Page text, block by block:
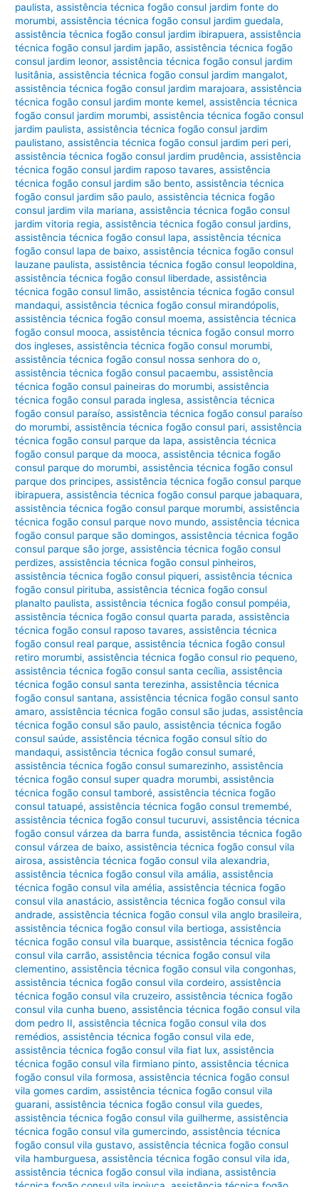
paulista,assistência técnica fogão consul jardim fonte do
morumbi,assistência técnica fogão consul jardim guedala,
assistência técnica fogão consul jardim ibirapuera,assistência
técnica fogão consul jardim japão,assistência técnica fogão
consul jardim leonor,assistência técnica fogão consul jardim
lusitânia,assistência técnica fogão consul jardim mangalot,
assistência técnica fogão consul jardim marajoara,assistência
técnica fogão consul jardim monte kemel,assistência técnica
fogão consul jardim morumbi,assistência técnica fogão consul
jardim paulista,assistência técnica fogão consul jardim
paulistano,assistência técnica fogão consul jardim peri peri,
assistência técnica fogão consul jardim prudência,assistência
técnica fogão consul jardim raposo tavares,assistência
técnica fogão consul jardim são bento,assistência técnica
fogão consul jardim são paulo,assistência técnica fogão
consul jardim vila mariana,assistência técnica fogão consul
jardim vitoria regia,assistência técnica fogão consul jardins,
assistência técnica fogão consul lapa,assistência técnica
fogão consul lapa de baixo,assistência técnica fogão consul
lauzane paulista,assistência técnica fogão consul leopoldina,
assistência técnica fogão consul liberdade,assistência
técnica fogão consul limão,assistência técnica fogão consul
mandaqui,assistência técnica fogão consul mirandópolis,
assistência técnica fogão consul moema,assistência técnica
fogão consul mooca,assistência técnica fogão consul morro
dos ingleses,assistência técnica fogão consul morumbi,
assistência técnica fogão consul nossa senhora do o,
assistência técnica fogão consul pacaembu,assistência
técnica fogão consul paineiras do morumbi,assistência
técnica fogão consul parada inglesa,assistência técnica
fogão consul paraíso,assistência técnica fogão consul paraíso
do morumbi,assistência técnica fogão consul pari,assistência
técnica fogão consul parque da lapa,assistência técnica
fogão consul parque da mooca,assistência técnica fogão
consul parque do morumbi,assistência técnica fogão consul
parque dos principes,assistência técnica fogão consul parque
ibirapuera,assistência técnica fogão consul parque jabaquara,
assistência técnica fogão consul parque morumbi,assistência
técnica fogão consul parque novo mundo,assistência técnica
fogão consul parque são domingos,assistência técnica fogão
consul parque são jorge,assistência técnica fogão consul
perdizes,assistência técnica fogão consul pinheiros,
assistência técnica fogão consul piqueri,assistência técnica
fogão consul pirituba,assistência técnica fogão consul
planalto paulista,assistência técnica fogão consul pompéia,
assistência técnica fogão consul quarta parada,assistência
técnica fogão consul raposo tavares,assistência técnica
fogão consul real parque,assistência técnica fogão consul
retiro morumbi,assistência técnica fogão consul rio pequeno,
assistência técnica fogão consul santa cecília,assistência
técnica fogão consul santa terezinha,assistência técnica
fogão consul santana,assistência técnica fogão consul santo
amaro,assistência técnica fogão consul são judas,assistência
técnica fogão consul são paulo,assistência técnica fogão
consul saúde,assistência técnica fogão consul sítio do
mandaqui,assistência técnica fogão consul sumaré,
assistência técnica fogão consul sumarezinho,assistência
técnica fogão consul super quadra morumbi,assistência
técnica fogão consul tamboré,assistência técnica fogão
consul tatuapé,assistência técnica fogão consul tremembé,
assistência técnica fogão consul tucuruvi,assistência técnica
fogão consul várzea da barra funda,assistência técnica fogão
consul várzea de baixo,assistência técnica fogão consul vila
airosa,assistência técnica fogão consul vila alexandria,
assistência técnica fogão consul vila amália,assistência
técnica fogão consul vila amélia,assistência técnica fogão
consul vila anastácio,assistência técnica fogão consul vila
andrade,assistência técnica fogão consul vila anglo brasileira,
assistência técnica fogão consul vila bertioga,assistência
técnica fogão consul vila buarque,assistência técnica fogão
consul vila carrão,assistência técnica fogão consul vila
clementino,assistência técnica fogão consul vila congonhas,
assistência técnica fogão consul vila cordeiro,assistência
técnica fogão consul vila cruzeiro,assistência técnica fogão
consul vila cunha bueno,assistência técnica fogão consul vila
dom pedro II,assistência técnica fogão consul vila dos
remédios,assistência técnica fogão consul vila ede,
assistência técnica fogão consul vila fiat lux,assistência
técnica fogão consul vila firmiano pinto,assistência técnica
fogão consul vila formosa,assistência técnica fogão consul
vila gomes cardim,assistência técnica fogão consul vila
guarani,assistência técnica fogão consul vila guedes,
assistência técnica fogão consul vila guilherme,assistência
técnica fogão consul vila gumercindo,assistência técnica
fogão consul vila gustavo,assistência técnica fogão consul
vila hamburguesa,assistência técnica fogão consul vila ida,
assistência técnica fogão consul vila indiana,assistência